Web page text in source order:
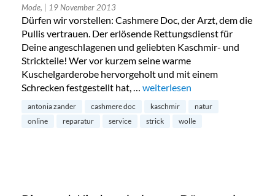
Mode, | 19 November 2013
Dürfen wir vorstellen: Cashmere Doc, der Arzt, dem die
Pullis vertrauen. Der erlösende Rettungsdienst für
Deine angeschlagenen und geliebten Kaschmir- und
Strickteile! Wer vor kurzem seine warme
Kuschelgarderobe hervorgeholt und mit einem
Schrecken festgestellt hat, … „Cashmere Doc: online
weiterlesen
antonia zander cashmere doc kaschmir
natur
online
reparatur service strick wolle